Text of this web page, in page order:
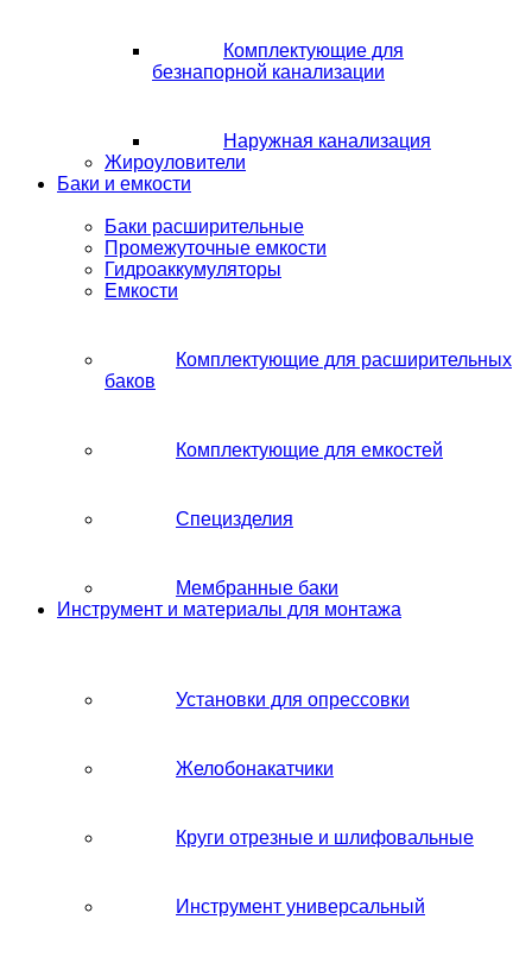
Комплектующие для
безнапорной канализации
Наружная канализация
Жироуловители
Баки и емкости
Баки расширительные
Промежуточные емкости
Гидроаккумуляторы
Емкости
Комплектующие для расширительных
баков
Комплектующие для емкостей
Специзделия
Мембранные баки
Инструмент и материалы для монтажа
Установки для опрессовки
Желобонакатчики
Круги отрезные и шлифовальные
Инструмент универсальный